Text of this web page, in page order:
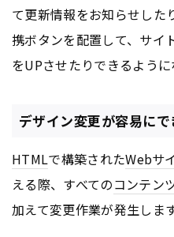
て更新情報をお知らせした
携ボタンを配置して、サイ
をUPさせたりできるように
デザイン変更が容易にで
HTMLで構築されたWebサ
える際、すべてのコンテン
加えて変更作業が発生します